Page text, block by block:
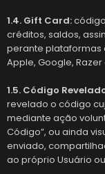
1.4. Gift Card:
créditos, saldos,
perante plataformas
Apple, Google, Razer
1.5. Código
revelado o código
mediante ação
Código”, ou ainda
enviado,
ao próprio Usuário